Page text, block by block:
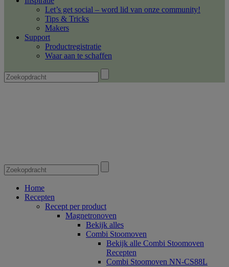
Let’s get social – word lid van onze community!
Tips & Tricks
Makers
Support
Productregistratie
Waar aan te schaffen
Home
Recepten
Recept per product
Magnetronoven
Bekijk alles
Combi Stoomoven
Bekijk alle Combi Stoomoven
Recepten
Combi Stoomoven NN-CS88L